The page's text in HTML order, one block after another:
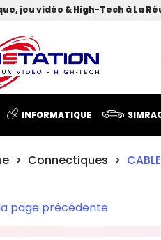
jeu vidéo & High-Tech à La
INFORMATIQUE
Connectiques
page précédente